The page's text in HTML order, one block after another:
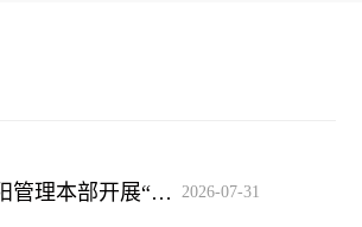
传承红色初心 筑牢消保根基——农银人寿沈阳管理本部开展“7·8全国保险公众宣传日”主题活动 2026-07-31